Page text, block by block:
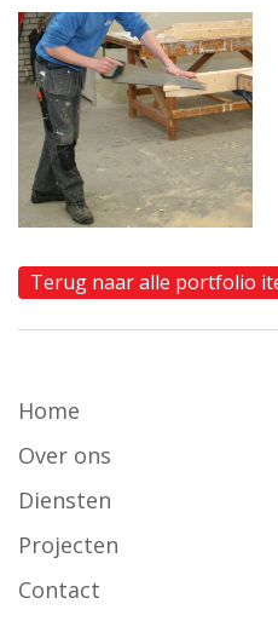
Terug naar alle portfolio
Home
Over ons
Diensten
Projecten
Contact